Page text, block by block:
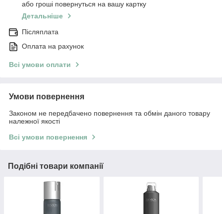
або гроші повернуться на вашу картку
Детальніше
Післяплата
Оплата на рахунок
Всі умови оплати
Умови повернення
Законом не передбачено повернення та обмін даного товару
належної якості
Всі умови повернення
Подібні товари компанії